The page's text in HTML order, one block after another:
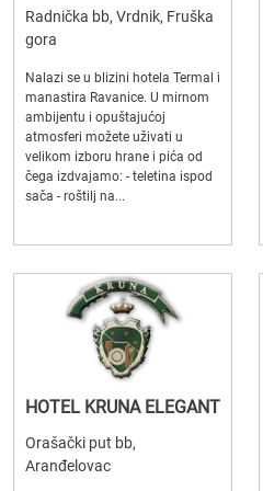
Radnička bb, Vrdnik, Fruška
gora
Nalazi se u blizini hotela Termal i
manastira Ravanice. U mirnom
ambijentu i opuštajućoj
atmosferi možete uživati u
velikom izboru hrane i pića od
čega izdvajamo: - teletina ispod
sača - roštilj na...
HOTEL KRUNA ELEGANT
Orašački put bb,
Aranđelovac